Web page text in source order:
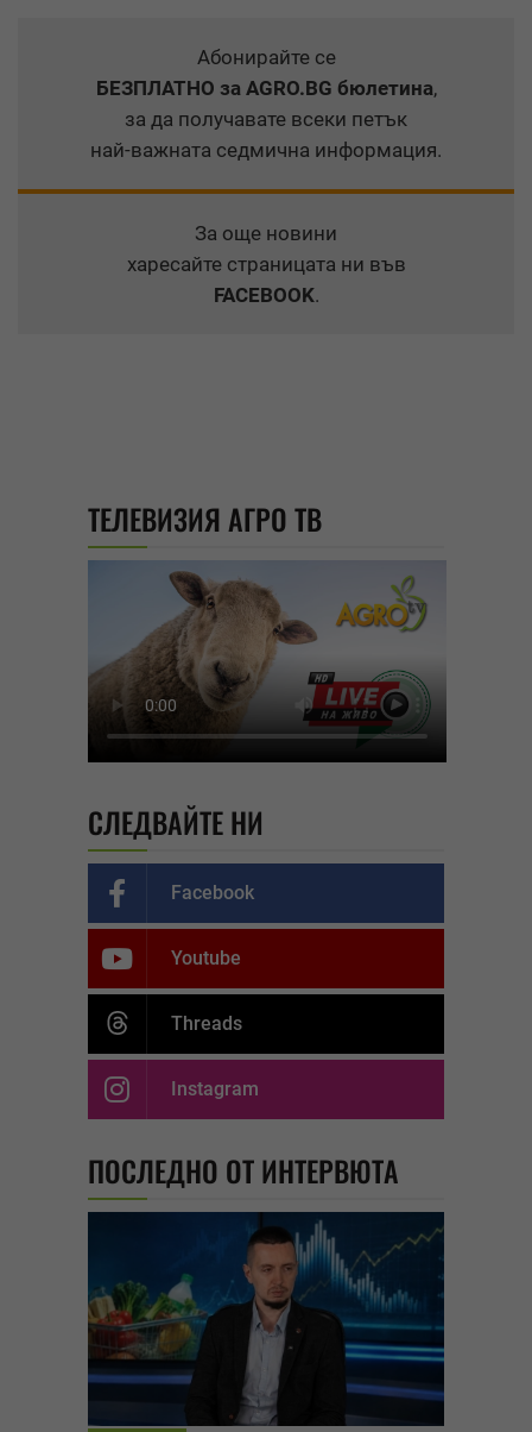
Абонирайте се
БЕЗПЛАТНО за AGRO.BG бюлетина,
за да получавате всеки петък
най-важната седмична информация.
За още новини
харесайте страницата ни във
FACEBOOK.
ТЕЛЕВИЗИЯ АГРО ТВ
СЛЕДВАЙТЕ НИ
Facebook
Youtube
Threads
Instagram
ПОСЛЕДНО ОТ ИНТЕРВЮТА